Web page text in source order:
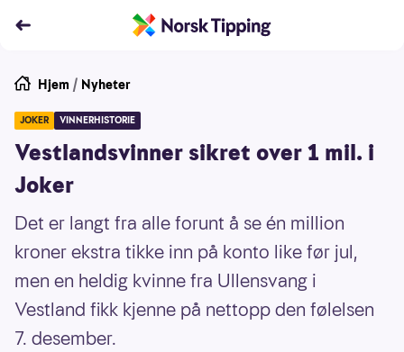
Hjem / Nyheter
JOKER VINNERHISTORIE
Vestlandsvinner sikret over 1 mil. i
Joker
Det er langt fra alle forunt å se én million
kroner ekstra tikke inn på konto like før jul,
men en heldig kvinne fra Ullensvang i
Vestland fikk kjenne på nettopp den følelsen
7. desember.